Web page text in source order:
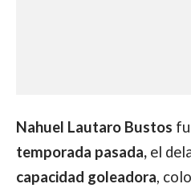
Nahuel Lautaro Bustos
temporada pasada, el
capacidad goleadora,